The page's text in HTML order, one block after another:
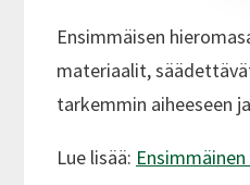
Ensimmäisen
materiaalit,
tarkemmin aiheeseen
Lue lisää: